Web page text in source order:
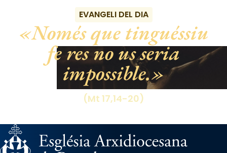
EVANGELI DEL DIA
Només que tinguéssiu
fe res no us seria
impossible.
(Mt 17,14-20)